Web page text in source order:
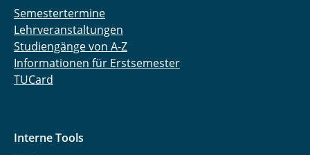
Semestertermine
Lehrveranstaltungen
Studiengänge von A-Z
Informationen für Erstsemester
TUCard
Interne Tools